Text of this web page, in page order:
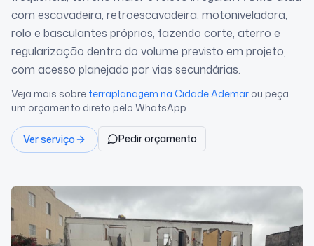
com escavadeira, retroescavadeira, motoniveladora,
rolo e basculantes próprios, fazendo corte, aterro e
regularização dentro do volume previsto em projeto,
com acesso planejado por vias secundárias.
Veja mais sobre terraplanagem na Cidade Ademar ou peça
um orçamento direto pelo WhatsApp.
Ver serviço Pedir orçamento